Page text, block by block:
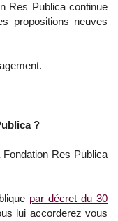
Res Publica continue
propositions neuves
?
Res Publica
par décret du 30
lui accorderez vous